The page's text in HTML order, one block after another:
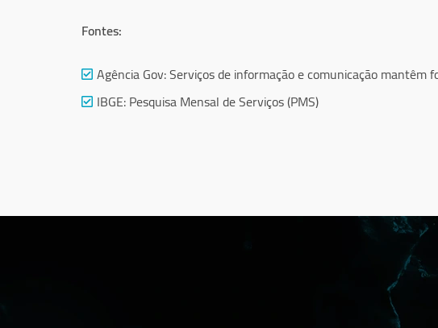
Fontes:
Agência Gov:Serviços de informação e comunicação mantêm
IBGE:Pesquisa Mensal de Serviços (PMS)